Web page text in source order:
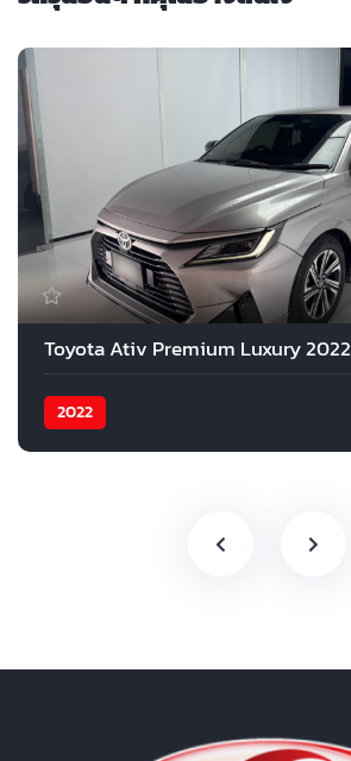
Toyota Ativ Premium Luxury 2022
2022